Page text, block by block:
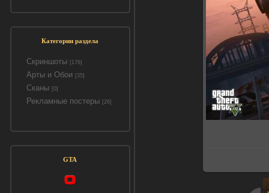
Категории раздела
Скриншоты [176]
Арты и Обои [35]
Сканы [0]
Рекламные постеры [26]
GTA